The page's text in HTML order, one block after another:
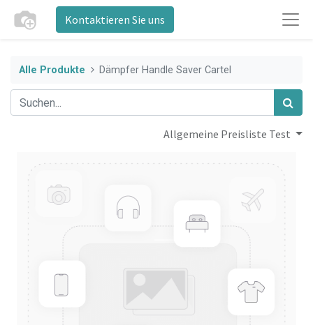
Kontaktieren Sie uns
Alle Produkte Dämpfer Handle Saver Cartel
Allgemeine Preisliste Test